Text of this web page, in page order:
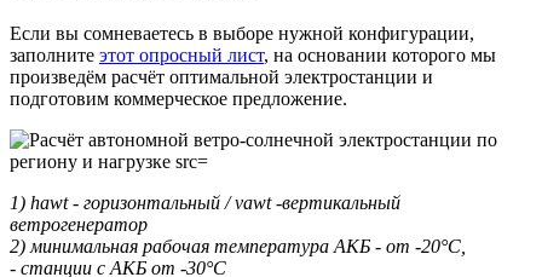
Если вы сомневаетесь в выборе нужной конфигурации,
заполните этот опросный лист, на основании которого мы
произведём расчёт оптимальной электростанции и
подготовим коммерческое предложение.
1) hawt - горизонтальный / vawt -вертикальный
ветрогенератор
2) минимальная рабочая температура АКБ - от -20°С,
- станции с АКБ от -30°С